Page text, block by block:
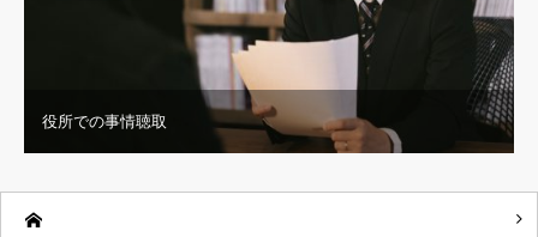
役所での事情聴取